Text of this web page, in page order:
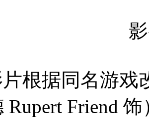
根据同名游戏
Rupert Friend